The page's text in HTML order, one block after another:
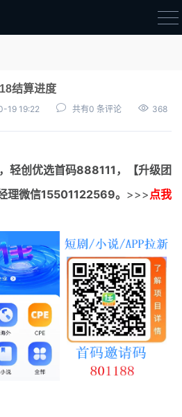
结算进度
团队长扶持
充场项目报价
无人直播
电商入门
最新通知
项目介绍
结算进度
19 19:22 共有0 条评论
368
轻创优选首码888111，【升级团
理微信15501122569。 >>>点我